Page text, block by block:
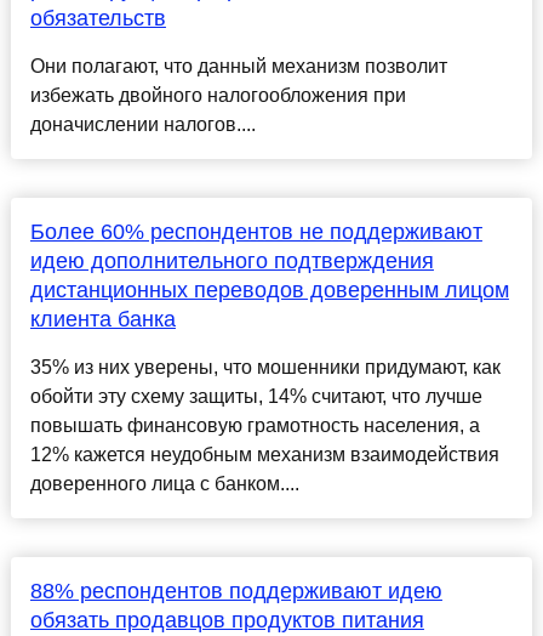
обязательств
Они полагают, что данный механизм позволит
избежать двойного налогообложения при
доначислении налогов....
Более 60% респондентов не поддерживают
идею дополнительного подтверждения
дистанционных переводов доверенным лицом
клиента банка
35% из них уверены, что мошенники придумают, как
обойти эту схему защиты, 14% считают, что лучше
повышать финансовую грамотность населения, а
12% кажется неудобным механизм взаимодействия
доверенного лица с банком....
88% респондентов поддерживают идею
обязать продавцов продуктов питания